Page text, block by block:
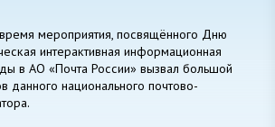
мероприятия, посвящённого Дню
интерактивная информационная
в АО «Почта России» вызвал большой
данного национального почтово-